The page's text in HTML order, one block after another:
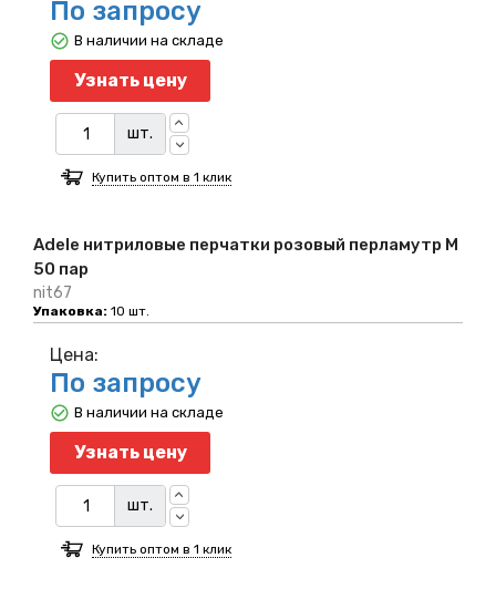
Adele нитриловые перчатки розовый перламутр M
50 пар
nit67
Упаковка: 10 шт.
По запросу
Узнать цену
шт.
В наличии на складе
Купить оптом в 1 клик
Цена:
По запросу
Узнать цену
шт.
В наличии на складе
Купить оптом в 1 клик